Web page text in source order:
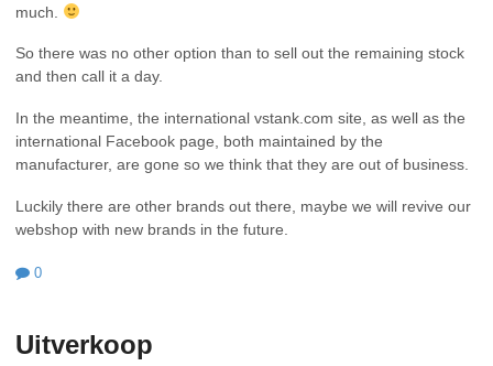
much.
So there was no other option than to sell out the remaining stock
and then call it a day.
In the meantime, the international vstank.com site, as well as the
international Facebook page, both maintained by the
manufacturer, are gone so we think that they are out of business.
Luckily there are other brands out there, maybe we will revive our
webshop with new brands in the future.
0
Uitverkoop